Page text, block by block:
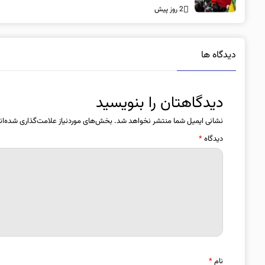
2 روز پیش
دیدگاه ها
دیدگاهتان را بنویسید
نشانی ایمیل شما منتشر نخواهد شد. بخش‌های موردنیاز علامت‌گذاری
دیدگاه*
نام*